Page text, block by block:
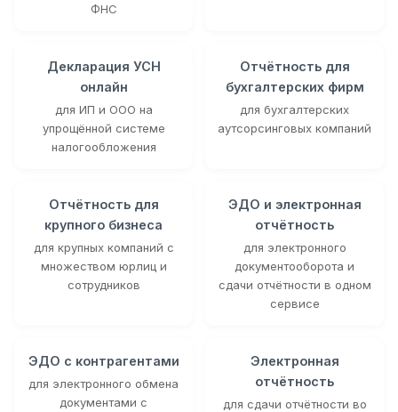
ФНС
Декларация УСН
онлайн
для ИП и ООО на
упрощённой системе
налогообложения
Отчётность для
бухгалтерских фирм
для бухгалтерских
аутсорсинговых компаний
Отчётность для
крупного бизнеса
для крупных компаний с
множеством юрлиц и
сотрудников
ЭДО и электронная
отчётность
для электронного
документооборота и
сдачи отчётности в одном
сервисе
ЭДО с контрагентами
для электронного обмена
документами с
Электронная
отчётность
для сдачи отчётности во